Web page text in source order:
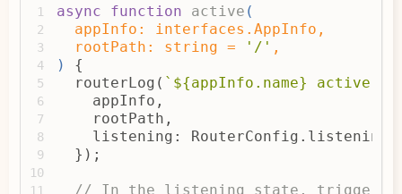
68
69
70
71
72
73
74
75
76
77
78
window .dispatchEvent(
new
            detail: {
              toRouterInfo: {
fullPath:
query:
path:
              },
              fromRouterInfo: {
                path: getPath(
1
2
3
4
5
6
7
8
9
10
11
async function active (
  appInfo: interfaces.AppInfo,
  rootPath:
string = '/' ,
) {
  routerLog(
` ${appInfo.name} active`
    appInfo,
    rootPath,
    listening: RouterConfig.listening,
  });
// In the listening state, trigger